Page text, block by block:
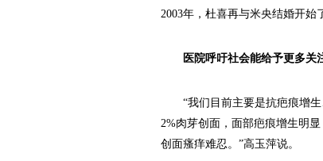
2003年，杜喜再与米央结婚开始
医院呼吁社会能给予更多关
“我们目前主要是抗疤痕增生
2%肉芽创面，面部疤痕增生明
创面瘙痒难忍。”高玉萍说。